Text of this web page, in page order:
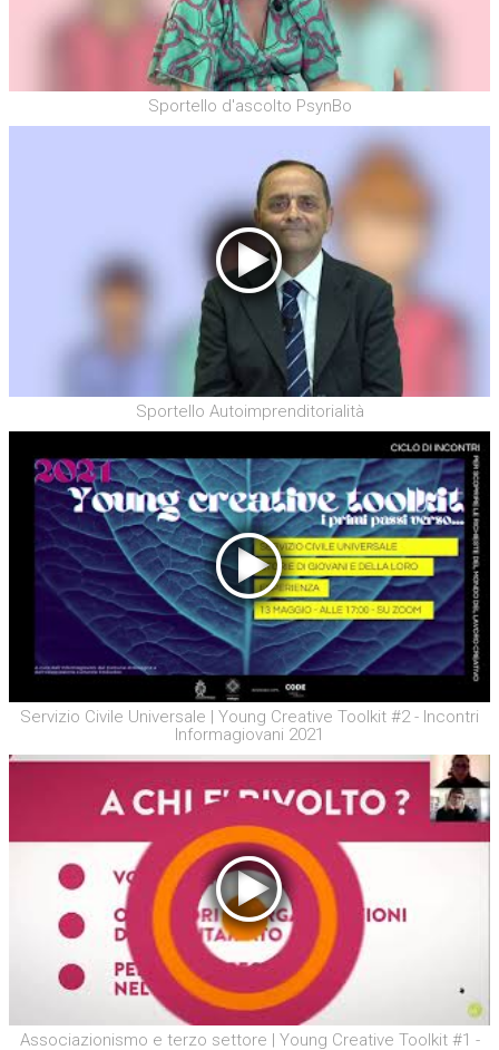
Sportello d'ascolto PsynBo
Sportello Autoimprenditorialità
Servizio Civile Universale | Young Creative Toolkit #2 - Incontri
Informagiovani 2021
Associazionismo e terzo settore | Young Creative Toolkit #1 -